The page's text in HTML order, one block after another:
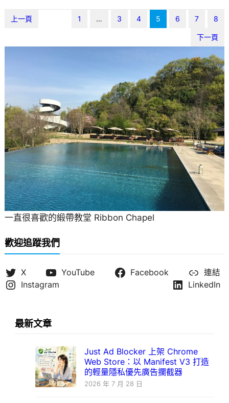
上一頁 1 … 3 4 5 6 7 8
下一頁
一直很喜歡的緞帶教堂 Ribbon Chapel
歡迎追蹤我們
X YouTube Facebook
連結
Instagram
LinkedIn
最新文章
Just Ad Blocker 上架 Chrome
Web Store：以 Manifest V3 打造
的輕量隱私優先廣告攔截器
2026 年 7 月 28 日